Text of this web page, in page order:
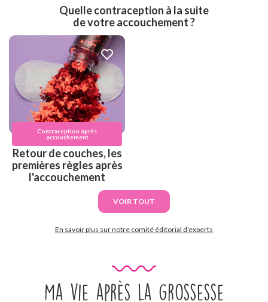
Quelle contraception à la suite
de votre accouchement ?
Contraception après
accouchement
Retour de couches, les
premières règles après
l'accouchement
VOIR TOUT
En savoir plus sur notre comité éditorial d'experts
Ma vie après la grossesse